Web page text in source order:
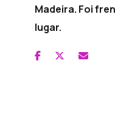
Madeira. Foi
lugar.